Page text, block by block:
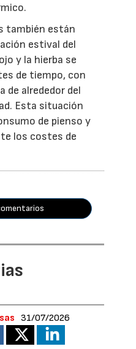
también están
estival del
y la hierba se
de tiempo, con
de alrededor del
Esta situación
de pienso y
los costes de
31/07/2026